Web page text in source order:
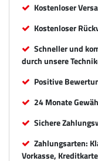
Kostenloser
Kostenloser
Schneller und
durch unsere
Positive
24 Monate
Sichere
Zahlungsarten:
Vorkasse,